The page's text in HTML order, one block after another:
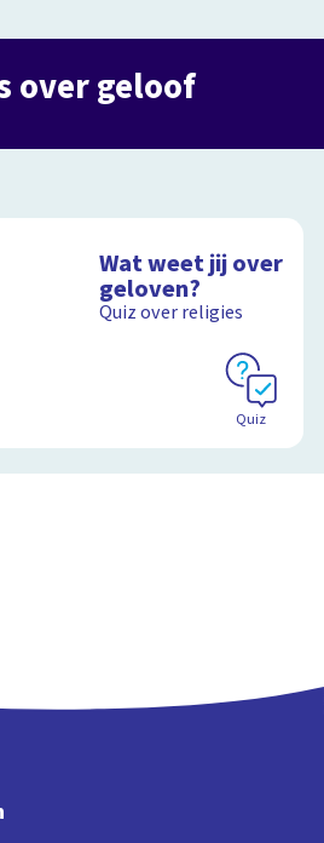
over geloofOh, mijn
Programma
Wat weet jij over
geloven?
Quiz over religies
Quiz